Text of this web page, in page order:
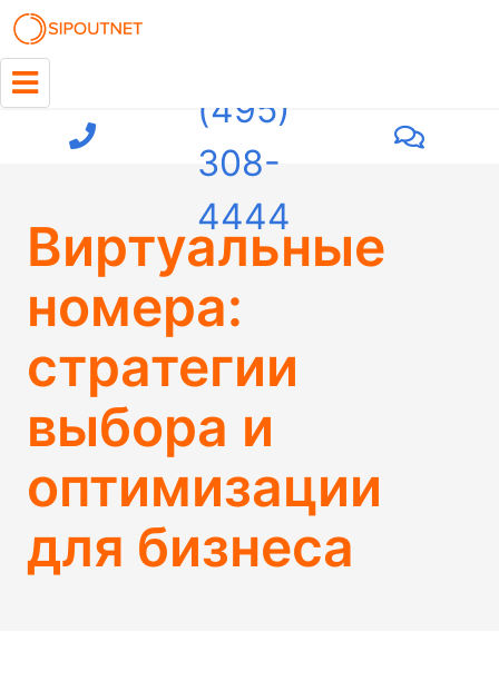
(495)
308-
4444
Виртуальные
номера:
стратегии
выбора и
оптимизации
для бизнеса